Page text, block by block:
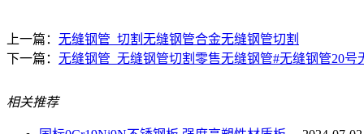
上一篇： 无缝钢管_切割无缝钢管合金无缝钢管切割
下一篇： 无缝钢管_无缝钢管切割零售无缝钢管#无缝钢管20号
相关推荐